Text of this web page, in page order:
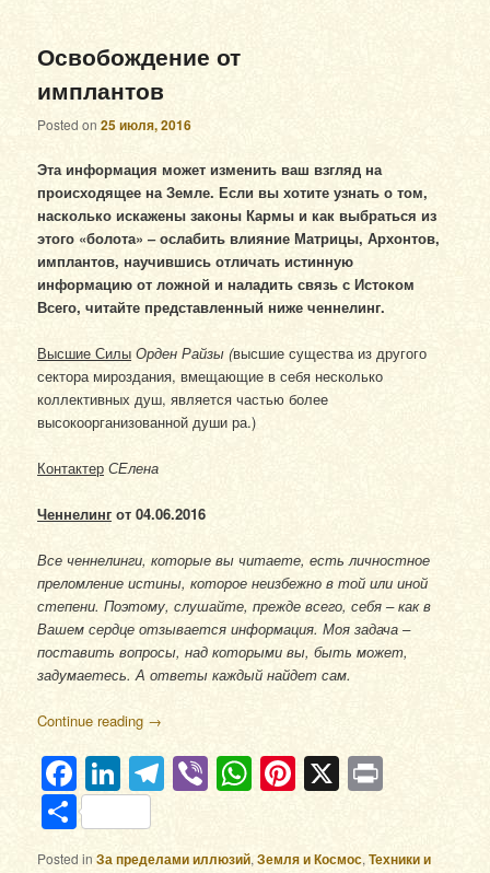
Освобождение от
имплантов
Posted on25 июля, 2016
Эта информация может изменить ваш взгляд на
происходящее на Земле. Если вы хотите узнать о том,
насколько искажены законы Кармы и как выбраться из
этого «болота» ‒ ослабить влияние Матрицы, Архонтов,
имплантов, научившись отличать истинную
информацию от ложной и наладить связь с Истоком
Всего, читайте представленный ниже ченнелинг.
Высшие Силы Орден Райзы (высшие существа из другого
сектора мироздания, вмещающие в себя несколько
коллективных душ, является частью более
высокоорганизованной души ра.)
Контактер СЕлена
Ченнелинг от 04.06.2016
Все ченнелинги, которые вы читаете, есть личностное
преломление истины, которое неизбежно в той или иной
степени. Поэтому, слушайте, прежде всего, себя – как в
Вашем сердце отзывается информация. Моя задача –
поставить вопросы, над которыми вы, быть может,
задумаетесь. А ответы каждый найдет сам.
Continue reading →
Facebook
LinkedIn
Telegram
ViberWhatsApp
Pinterest
X
Отправить
Posted in За пределами иллюзий,Земля и Космос,Техники и